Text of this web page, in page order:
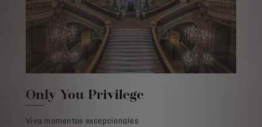
Only You Privilege
Viva momentos excepcionales